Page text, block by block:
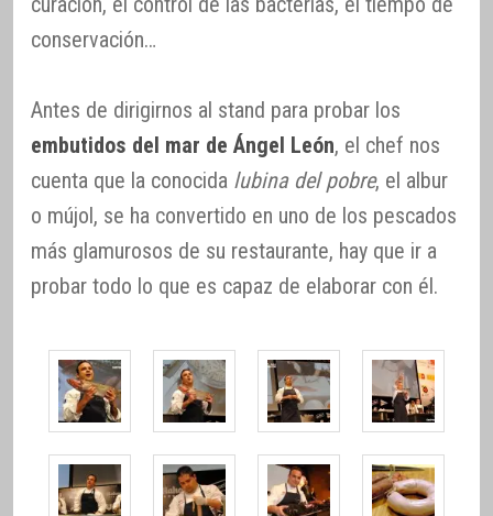
conservación…
Antes de dirigirnos al stand para probar los
embutidos del mar de Ángel León, el chef nos
cuenta que la conocida lubina del pobre, el albur
o mújol, se ha convertido en uno de los pescados
más glamurosos de su restaurante, hay que ir a
probar todo lo que es capaz de elaborar con él.